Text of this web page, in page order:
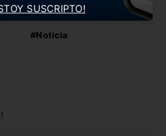
#Noticia
SUSCRIPTO!